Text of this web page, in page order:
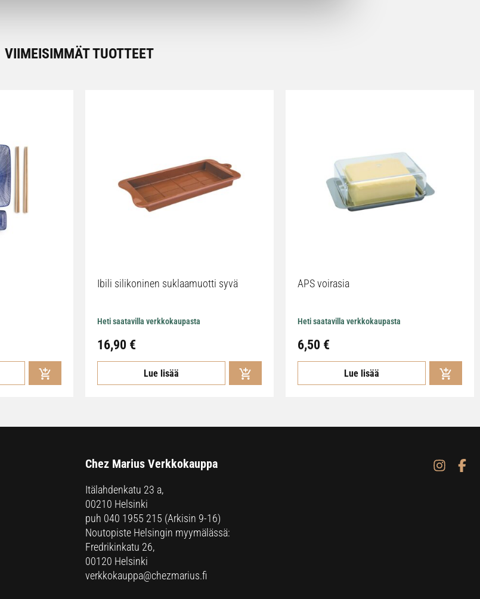
VIIMEISIMMÄT TUOTTEET
Ibili silikoninen suklaamuotti syvä
Heti saatavilla verkkokaupasta
16,90 €
Lue lisää
APS voirasia
Heti saatavilla verkkokaupasta
6,50 €
Lue lisää
Chez Marius Verkkokauppa
Itälahdenkatu 23 a,
00210 Helsinki
puh 040 1955 215 (Arkisin 9-16)
Noutopiste Helsingin myymälässä:
Fredrikinkatu 26,
00120 Helsinki
verkkokauppa@chezmarius.fi